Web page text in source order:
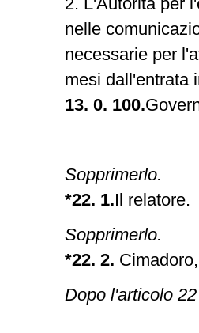
nelle
necessarie per
mesi dall'entrata
13. 0. 100.
Sopprimerlo.
*22. 1.Il relatore.
Sopprimerlo.
*22. 2.
Dopo l'articolo